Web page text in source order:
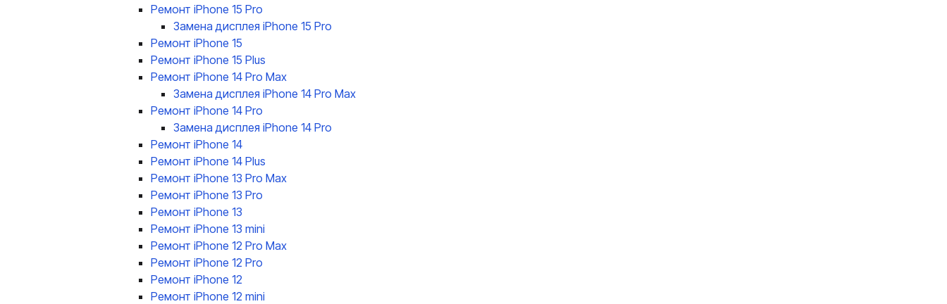
Ремонт iPhone 15 Pro
Замена дисплея iPhone 15 Pro
Ремонт iPhone 15
Ремонт iPhone 15 Plus
Ремонт iPhone 14 Pro Max
Замена дисплея iPhone 14 Pro Max
Ремонт iPhone 14 Pro
Замена дисплея iPhone 14 Pro
Ремонт iPhone 14
Ремонт iPhone 14 Plus
Ремонт iPhone 13 Pro Max
Ремонт iPhone 13 Pro
Ремонт iPhone 13
Ремонт iPhone 13 mini
Ремонт iPhone 12 Pro Max
Ремонт iPhone 12 Pro
Ремонт iPhone 12
Ремонт iPhone 12 mini